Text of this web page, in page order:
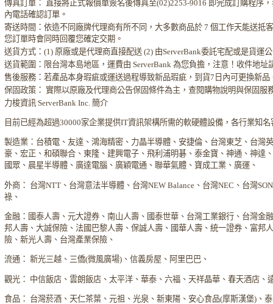
傳真訂單： 直接將正式報價單簽名後傳真至(02)2253-9016 即完成訂購程序
內電話確認訂單。
寄送時間：依造不同廠牌代理商有所不同，大多數商品於 7 個工作天能送抵
您訂單時會同時回覆您確定交期。
送貨方式：(1) 原廠或是代理商直接配送 (2) 由ServerBank委託宅配或是貨運
送貨範圍：限台灣本島地區，運費由 ServerBank 為您負擔，注意！收件地址
售後服務：若產品本身瑕疵或運送過程導致新品瑕疵，到貨7日內可更換新品
保固政策： 實際以原廠及代理商公告保固條件為主，查閱購物說明與保固服
力梭資訊 ServerBank Inc. 簡介
目前已經為超過30000家企業提供IT資訊架構所需的軟硬體設備，各行業知名
製造業：台積電、友達、鴻海精密、力晶半導體、安捷倫、台灣東芝、台灣
豪、宏正、和碩聯合、東隆、建興電子、飛利浦明碁、泰金寶、神通、神達
國眾、晨星半導體、廣達電腦、廣穎電通、聯華氣體、寶成工業、廣運、
外商： 台灣NTT、台灣意法半導體、台灣NEW Balance、台灣NEC、台灣
祿、
金融：國泰人壽、元大證券、南山人壽、國泰世華、台灣工業銀行、台灣金
邦人壽、大誠保險、法國巴黎人壽、保誠人壽、國華人壽、統一證券、富邦
險、新光人壽、台灣產業保險、
流通： 新光三越、三僑(微風廣場)、信義房屋、阿里巴巴、
觀光： 中信飯店、雲朗飯店、太平洋、華泰、六福、天祥晶華、春天酒店、
食品： 台灣菸酒、天仁茶葉、元祖、光泉、新東陽、安心食品(摩斯漢堡)、